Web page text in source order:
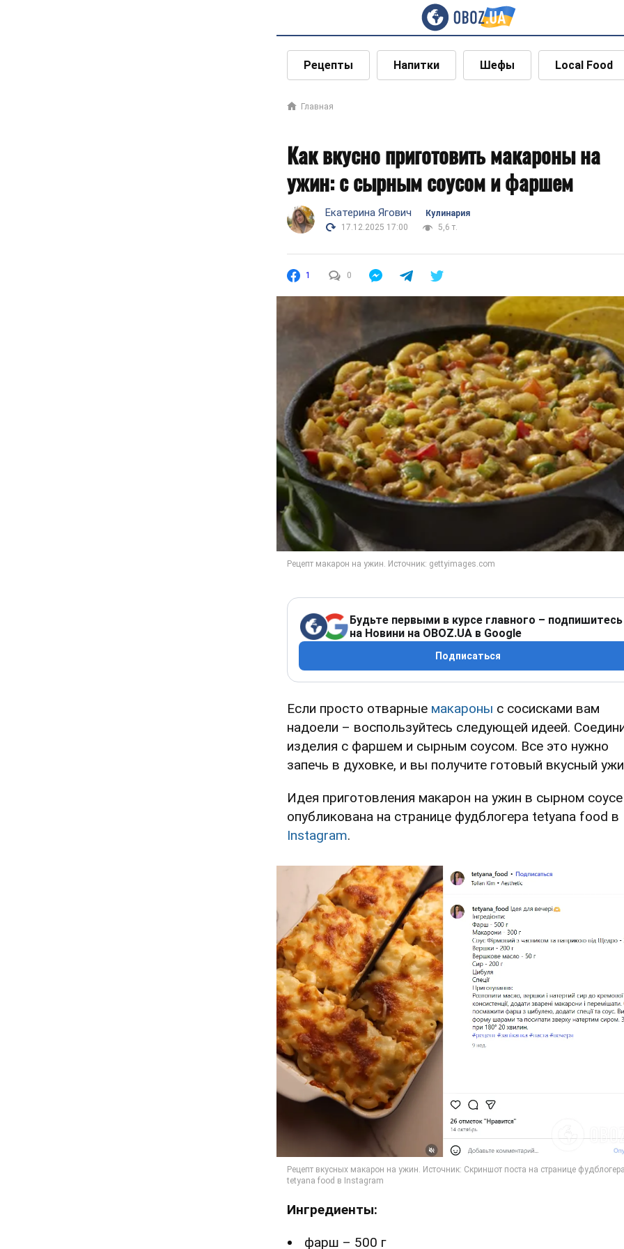
Рецепты Напитки Шефы Local Food
Главная
Как вкусно приготовить макароны на
ужин: с сырным соусом и фаршем
Екатерина Ягович
Кулинария
17.12.2025 17:00
5,6 т.
1 0
Будьте первыми в курсе главного – подпишитесь
на Новини на OBOZ.UA в Google
Подписаться
Если просто отварные макароны с сосисками вам
надоели – воспользуйтесь следующей идеей.
изделия с фаршем и сырным соусом. Все это нужно
запечь в духовке, и вы получите готовый вкусный
Идея приготовления макарон на ужин в сырном соусе
опубликована на странице фудблогера tetyana food в
Instagram.
Ингредиенты:
фарш – 500 г